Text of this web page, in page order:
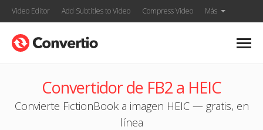
Video Editor Add Subtitles to Video Compress Video Más
Convertidor de FB2 a HEIC
Convierte FictionBook a imagen HEIC — gratis, en
línea